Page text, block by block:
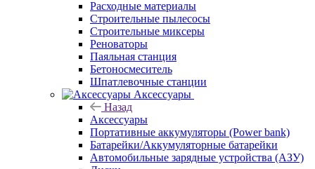
Расходные материалы
Строительные пылесосы
Строительные миксеры
Реноваторы
Паяльная станция
Бетоносмеситель
Шпатлевочные станции
Аксессуары
Назад
Аксессуары
Портативные аккумуляторы (Power bank)
Батарейки/Аккумуляторные батарейки
Автомобильные зарядные устройства (АЗУ)